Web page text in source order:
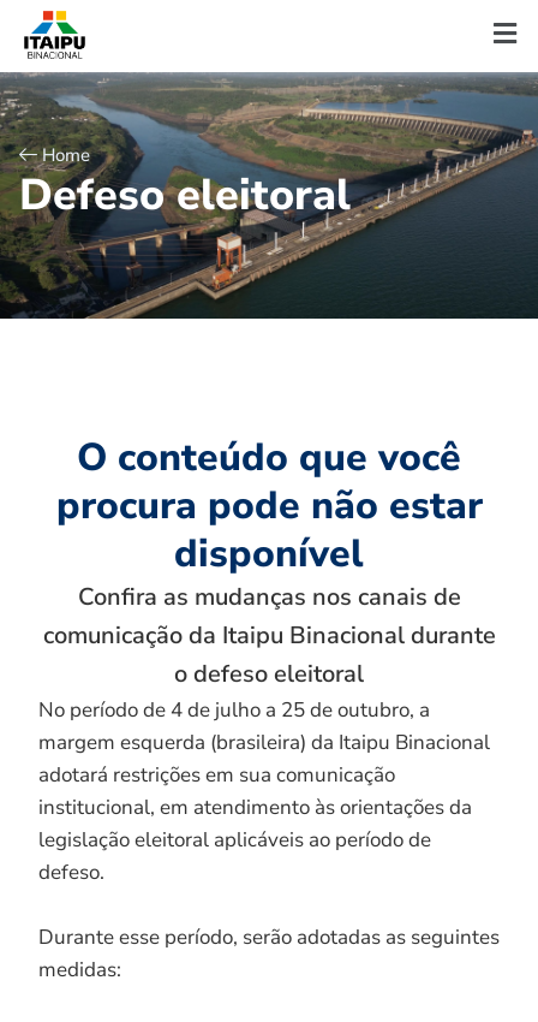
Home
Defeso eleitoral
O conteúdo que você
procura pode não estar
disponível
Confira as mudanças nos canais de
comunicação da Itaipu Binacional durante
o defeso eleitoral
No período de 4 de julho a 25 de outubro, a
margem esquerda (brasileira) da Itaipu Binacional
adotará restrições em sua comunicação
institucional, em atendimento às orientações da
legislação eleitoral aplicáveis ao período de
defeso.
Durante esse período, serão adotadas as seguintes
medidas: